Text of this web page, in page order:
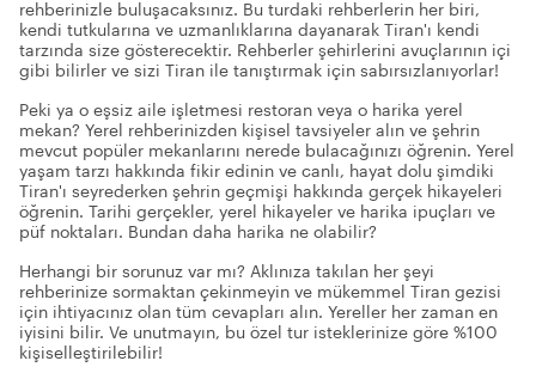
rehberinizle buluşacaksınız. Bu turdaki rehberlerin her biri,
kendi tutkularına ve uzmanlıklarına dayanarak Tiran'ı kendi
tarzında size gösterecektir. Rehberler şehirlerini avuçlarının içi
gibi bilirler ve sizi Tiran ile tanıştırmak için sabırsızlanıyorlar!
Peki ya o eşsiz aile işletmesi restoran veya o harika yerel
mekan? Yerel rehberinizden kişisel tavsiyeler alın ve şehrin
mevcut popüler mekanlarını nerede bulacağınızı öğrenin. Yerel
yaşam tarzı hakkında fikir edinin ve canlı, hayat dolu şimdiki
Tiran'ı seyrederken şehrin geçmişi hakkında gerçek hikayeleri
öğrenin. Tarihi gerçekler, yerel hikayeler ve harika ipuçları ve
püf noktaları. Bundan daha harika ne olabilir?
Herhangi bir sorunuz var mı? Aklınıza takılan her şeyi
rehberinize sormaktan çekinmeyin ve mükemmel Tiran gezisi
için ihtiyacınız olan tüm cevapları alın. Yereller her zaman en
iyisini bilir. Ve unutmayın, bu özel tur isteklerinize göre %100
kişiselleştirilebilir!